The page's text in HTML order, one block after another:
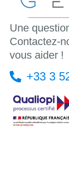
Une
Contactez-
vous aider !
+33 3